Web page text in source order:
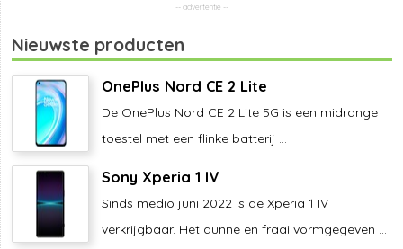
Nieuwste producten
OnePlus Nord CE 2 Lite
De OnePlus Nord CE 2 Lite 5G is een midrange
toestel met een flinke batterij ...
Sony Xperia 1 IV
Sinds medio juni 2022 is de Xperia 1 IV
verkrijgbaar. Het dunne en fraai vormgegeven ...